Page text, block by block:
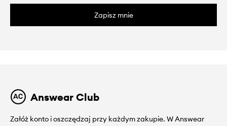
Zapisz mnie
Answear Club
Załóż konto i oszczędzaj przy każdym zakupie. W Answear